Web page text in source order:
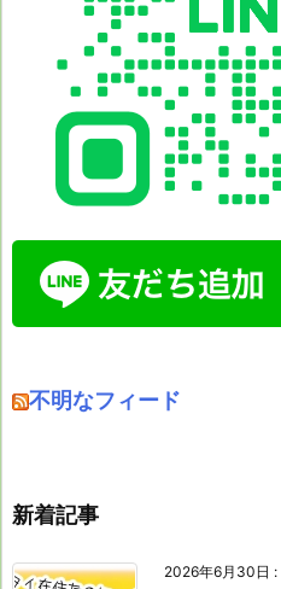
不明なフィード
新着記事
2026年6月30日 :